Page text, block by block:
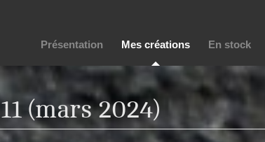
Présentation Mes créations En stock
(mars 2024)